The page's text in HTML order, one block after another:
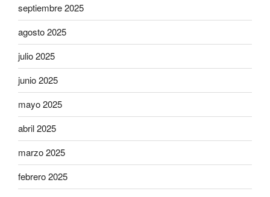
septiembre 2025
agosto 2025
julio 2025
junio 2025
mayo 2025
abril 2025
marzo 2025
febrero 2025